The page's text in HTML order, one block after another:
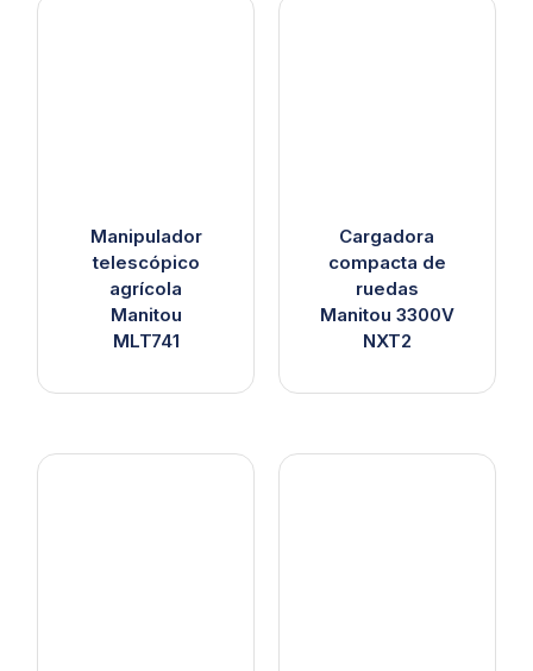
Manipulador
telescópico
agrícola
Manitou
MLT741
Cargadora
compacta de
ruedas
Manitou 3300V
NXT2